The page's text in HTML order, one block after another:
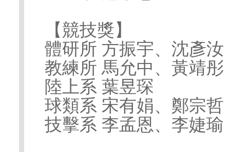
【競技獎】
體研所 方振宇、沈彥汝
教練所 馬允中、黃靖彤
陸上系 葉昱琛
球類系 宋有娟、鄭宗哲
技擊系 李孟恩、李婕瑜